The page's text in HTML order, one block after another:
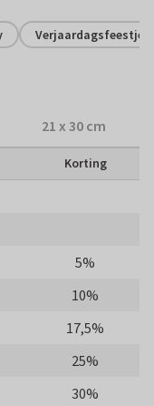
Verjaardagsfeestje
21 x 30 cm
Korting
5%
10%
17,5%
25%
30%